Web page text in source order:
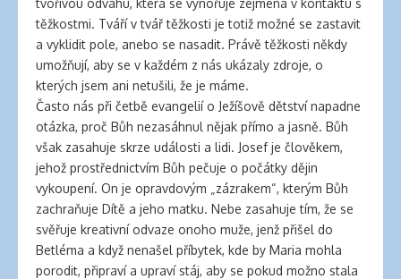
tvořivou odvahu, která se vynořuje zejména v kontaktu s
těžkostmi. Tváří v tvář těžkosti je totiž možné se zastavit
a vyklidit pole, anebo se nasadit. Právě těžkosti někdy
umožňují, aby se v každém z nás ukázaly zdroje, o
kterých jsem ani netušili, že je máme.
Často nás při četbě evangelií o Ježíšově dětství napadne
otázka, proč Bůh nezasáhnul nějak přímo a jasně. Bůh
však zasahuje skrze události a lidi. Josef je člověkem,
jehož prostřednictvím Bůh pečuje o počátky dějin
vykoupení. On je opravdovým „zázrakem“, kterým Bůh
zachraňuje Dítě a jeho matku. Nebe zasahuje tím, že se
svěřuje kreativní odvaze onoho muže, jenž přišel do
Betléma a když nenašel příbytek, kde by Maria mohla
porodit, připraví a upraví stáj, aby se pokud možno stala